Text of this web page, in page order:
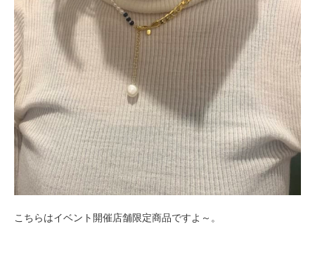
こちらはイベント開催店舗限定商品ですよ～。